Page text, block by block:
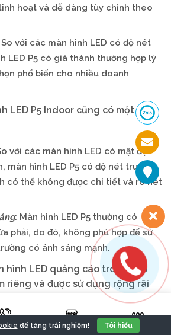
hoạt và dễ dàng tùy chỉnh theo
So với các màn hình LED có độ nét
LED P5 có giá thành thường hợp lý
phổ biến cho nhiều doanh
LED P5 Indoor cũng có một số
với các màn hình LED có mật độ
màn hình LED P5 có độ nét trung
có thể không được chi tiết và rõ nét
: Màn hình LED P5 thường có
phải, do đó, không phù hợp để sử
có ánh sáng mạnh.
hình LED quảng cáo trong nhà
riêng và được sử dụng rộng rãi
thông điệp và quảng cáo hiệu
để tăng trải nghiệm! Tôi hiểu